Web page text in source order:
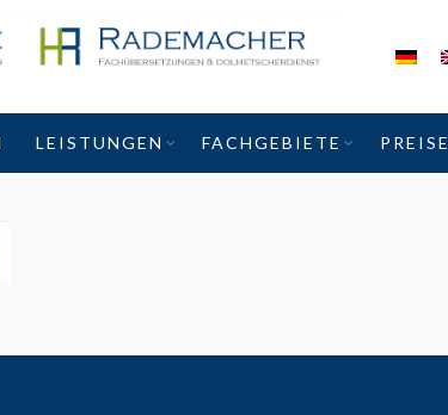
LEISTUNGEN FACHGEBIETE PREISE